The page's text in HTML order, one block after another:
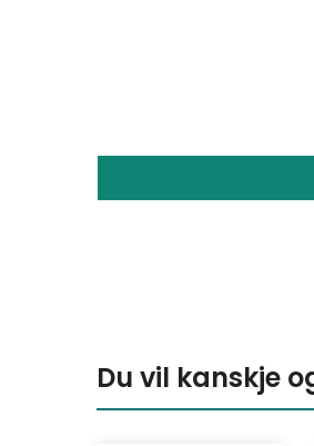
Du vil kanskje